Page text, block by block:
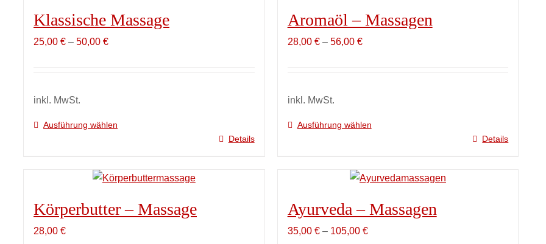
Klassische Massage
25,00 € – 50,00 €
inkl. MwSt.
Ausführung wählen
Varianten
Die
Details
Aromaöl – Massagen
28,00 €– 56,00 €
inkl. MwSt.
Ausführung wählen
Varianten
auf.
Die
Details
Körperbutter – Massage
28,00 €
Ayurveda – Massagen
35,00 €– 105,00 €